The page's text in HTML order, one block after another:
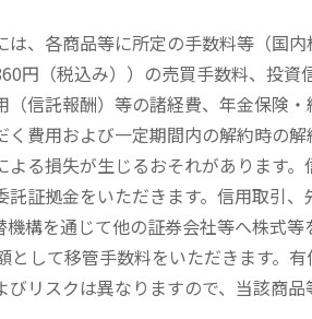
は、各商品等に所定の手数料等（国
円（税込み））の売買手数料、投
信託報酬）等の諸経費、年金保険
費用および一定期間内の解約時の
る損失が生じるおそれがあります
証拠金をいただきます。信用取引
構を通じて他の証券会社等へ株式
として移管手数料をいただきます。
びリスクは異なりますので、当該商